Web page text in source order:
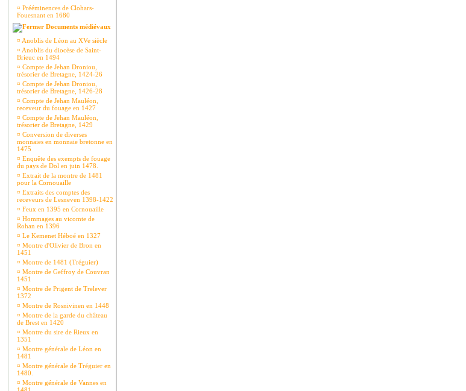
¤ Prééminences de Clohars-
Fouesnant en 1680
Documents médiévaux
¤ Anoblis de Léon au XVe siècle
¤ Anoblis du diocèse de Saint-
Brieuc en 1494
¤ Compte de Jehan Droniou,
trésorier de Bretagne, 1424-26
¤ Compte de Jehan Droniou,
trésorier de Bretagne, 1426-28
¤ Compte de Jehan Mauléon,
receveur du fouage en 1427
¤ Compte de Jehan Mauléon,
trésorier de Bretagne, 1429
¤ Conversion de diverses
monnaies en monnaie bretonne en
1475
¤ Enquête des exempts de fouage
du pays de Dol en juin 1478.
¤ Extrait de la montre de 1481
pour la Cornouaille
¤ Extraits des comptes des
receveurs de Lesneven 1398-1422
¤ Feux en 1395 en Cornouaille
¤ Hommages au vicomte de
Rohan en 1396
¤ Le Kemenet Héboé en 1327
¤ Montre d'Olivier de Bron en
1451
¤ Montre de 1481 (Tréguier)
¤ Montre de Geffroy de Couvran
1451
¤ Montre de Prigent de Trelever
1372
¤ Montre de Rosnivinen en 1448
¤ Montre de la garde du château
de Brest en 1420
¤ Montre du sire de Rieux en
1351
¤ Montre générale de Léon en
1481
¤ Montre générale de Tréguier en
1480.
¤ Montre générale de Vannes en